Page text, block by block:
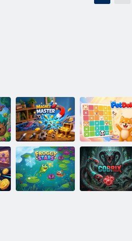
Mágnes Mester PetDoku